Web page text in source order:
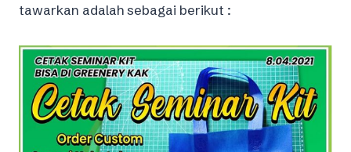
tawarkan adalah sebagai berikut :